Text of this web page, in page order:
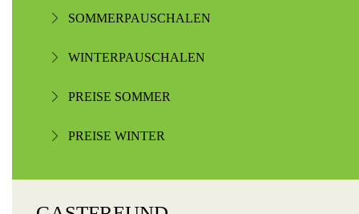
SOMMERPAUSCHALEN
WINTERPAUSCHALEN
PREISE SOMMER
PREISE WINTER